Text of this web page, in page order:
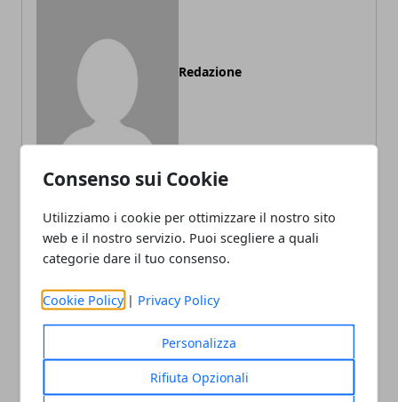
Consenso sui Cookie
Utilizziamo i cookie per ottimizzare il nostro sito
web e il nostro servizio. Puoi scegliere a quali
categorie dare il tuo consenso.
Cookie Policy | Privacy Policy
Personalizza
Rifiuta Opzionali
Redazione
ARTICOLI CORRELATI